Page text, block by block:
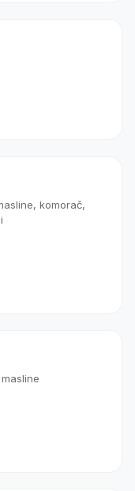
komorač,